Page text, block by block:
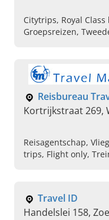
Citytrips, Royal
Groepsreizen,
Reisbureau
Kortrijkstraat 269,
Reisagentschap,
trips, Flight only,
Travel ID
Handelslei 158,